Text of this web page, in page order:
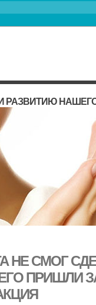
РАЗВИТИЮ
НЕ СМОГ
ПРИШЛИ